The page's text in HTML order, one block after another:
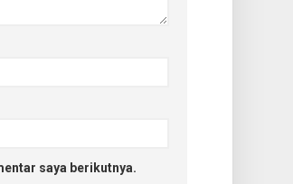
saya berikutnya.